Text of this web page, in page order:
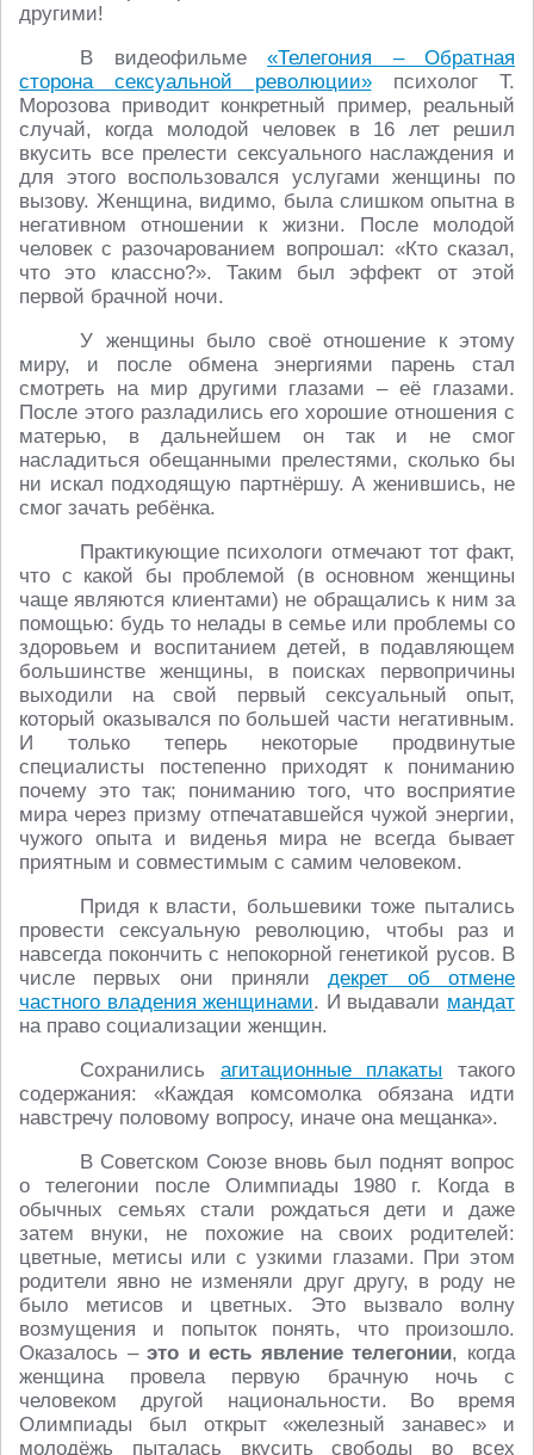
другими!
В видеофильме «Телегония – Обратная
сторона сексуальной революции»психолог Т.
Морозова приводит конкретный пример, реальный
случай, когда молодой человек в 16 лет решил
вкусить все прелести сексуального наслаждения и
для этого воспользовался услугами женщины по
вызову. Женщина, видимо, была слишком опытна в
негативном отношении к жизни. После молодой
человек с разочарованием вопрошал: «Кто сказал,
что это классно?». Таким был эффект от этой
первой брачной ночи.
У женщины было своё отношение к этому
миру, и после обмена энергиями парень стал
смотреть на мир другими глазами – её глазами.
После этого разладились его хорошие отношения с
матерью, в дальнейшем он так и не смог
насладиться обещанными прелестями, сколько бы
ни искал подходящую партнёршу. А женившись, не
смог зачать ребёнка.
Практикующие психологи отмечают тот факт,
что с какой бы проблемой (в основном женщины
чаще являются клиентами) не обращались к ним за
помощью: будь то нелады в семье или проблемы со
здоровьем и воспитанием детей, в подавляющем
большинстве женщины, в поисках первопричины
выходили на свой первый сексуальный опыт,
который оказывался по большей части негативным.
И только теперь некоторые продвинутые
специалисты постепенно приходят к пониманию
почему это так; пониманию того, что восприятие
мира через призму отпечатавшейся чужой энергии,
чужого опыта и виденья мира не всегда бывает
приятным и совместимым с самим человеком.
Придя к власти, большевики тоже пытались
провести сексуальную революцию, чтобы раз и
навсегда покончить с непокорной генетикой русов. В
числе первых они принялидекрет об отмене
частного владения женщинами. И выдавали мандат
на право социализации женщин.
Сохранились агитационные плакаты такого
содержания: «Каждая комсомолка обязана идти
навстречу половому вопросу, иначе она мещанка».
В Советском Союзе вновь был поднят вопрос
о телегонии после Олимпиады 1980 г. Когда в
обычных семьях стали рождаться дети и даже
затем внуки, не похожие на своих родителей:
цветные, метисы или с узкими глазами. При этом
родители явно не изменяли друг другу, в роду не
было метисов и цветных. Это вызвало волну
возмущения и попыток понять, что произошло.
Оказалось –это и есть явление телегонии, когда
женщина провела первую брачную ночь с
человеком другой национальности. Во время
Олимпиады был открыт «железный занавес» и
молодёжь пыталась вкусить свободы во всех